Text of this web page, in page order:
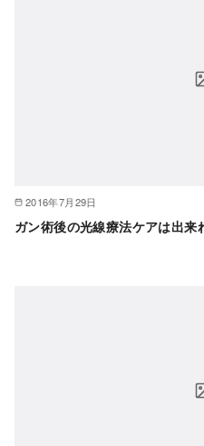
2016年7月29日
ガン術後の光線療法ケアは出来